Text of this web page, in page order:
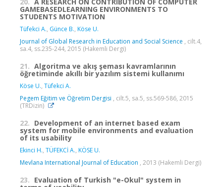
GAMEBASEDLEARNING ENVIRONMENTS TO
STUDENTS MOTIVATION
Tüfekci A., Günce B., Köse U.
Journal of Global Research in Education and Social Science , cilt.4,
sa.4, ss.235-244, 2015 (Hakemli Dergi)
21. Algoritma ve akış şeması kavramlarının
öğretiminde akıllı bir yazılım sistemi kullanımı
Köse U., Tüfekci A.
Pegem Eğitim ve Öğretim Dergisi , cilt.5, sa.5, ss.569-586, 2015
(TRDizin)
22. Development of an internet based exam
system for mobile environments and evaluation
of its usability
Ekinci H., TÜFEKCİ A., KÖSE U.
Mevlana International Journal of Education , 2013 (Hakemli Dergi)
23. Evaluation of Turkish "e-Okul" system in